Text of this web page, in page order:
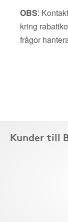
OBS:
kring
frågor
Kunder till